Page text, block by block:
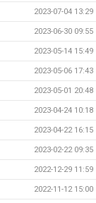
2023-07-04 13:29
2023-06-30 09:55
2023-05-14 15:49
2023-05-06 17:43
2023-05-01 20:48
2023-04-24 10:18
2023-04-22 16:15
2023-02-22 09:35
2022-12-29 11:59
2022-11-12 15:00